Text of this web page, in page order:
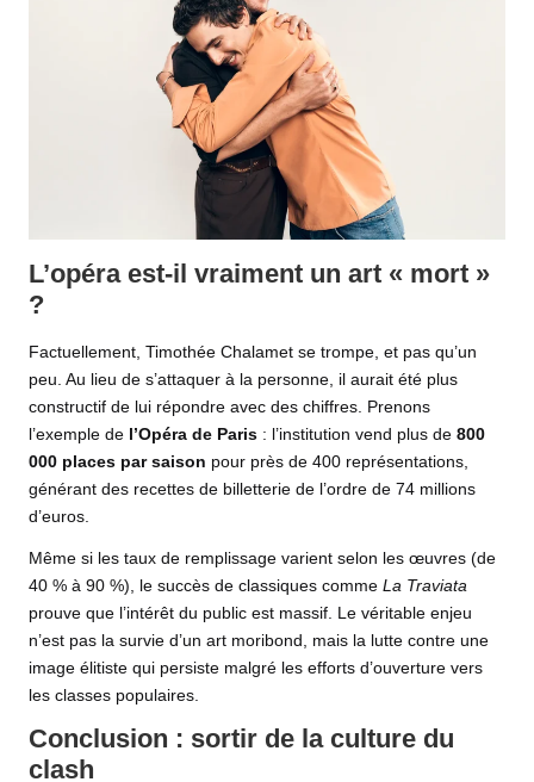
L’opéra est-il vraiment un art « mort »
?
Factuellement, Timothée Chalamet se trompe, et pas qu’un
peu. Au lieu de s’attaquer à la personne, il aurait été plus
constructif de lui répondre avec des chiffres. Prenons
l’exemple de l’Opéra de Paris : l’institution vend plus de 800
000 places par saison pour près de 400 représentations,
générant des recettes de billetterie de l’ordre de 74 millions
d’euros.
Même si les taux de remplissage varient selon les œuvres (de
40 % à 90 %), le succès de classiques comme La Traviata
prouve que l’intérêt du public est massif. Le véritable enjeu
n’est pas la survie d’un art moribond, mais la lutte contre une
image élitiste qui persiste malgré les efforts d’ouverture vers
les classes populaires.
Conclusion : sortir de la culture du
clash